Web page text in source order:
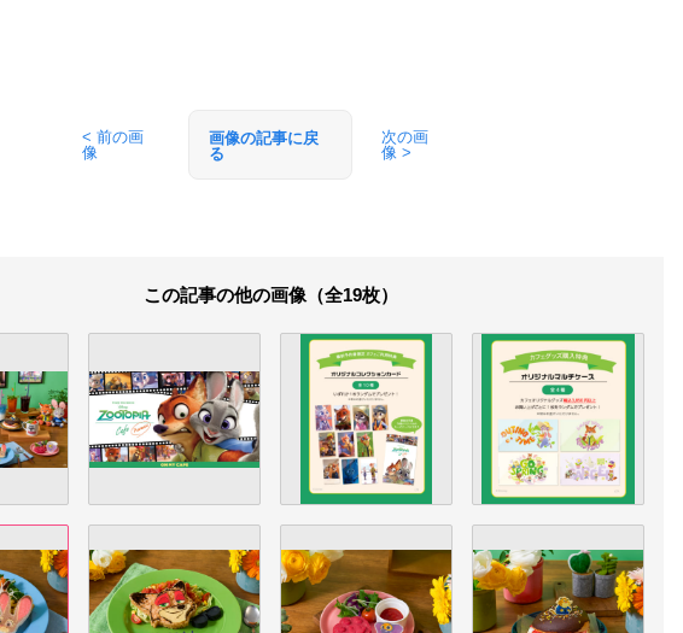
< 前の画
像
画像の記事に戻
る
次の画
像 >
この記事の他の画像（全19枚）